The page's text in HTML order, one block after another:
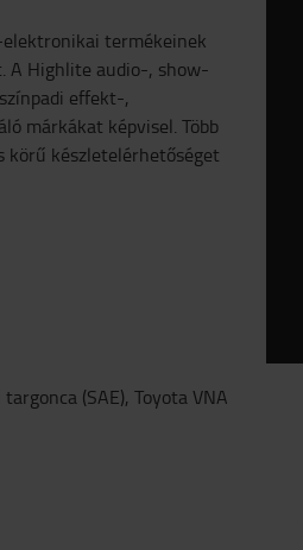
termékeinek
A Highlite audio-, show-
effekt-,
márkákat képvisel. Több
készletelérhetőséget
(SAE), Toyota VNA